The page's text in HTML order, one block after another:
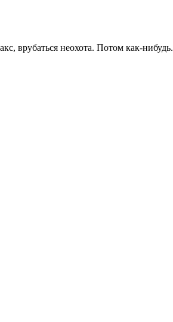
врубаться неохота. Потом как-нибудь.